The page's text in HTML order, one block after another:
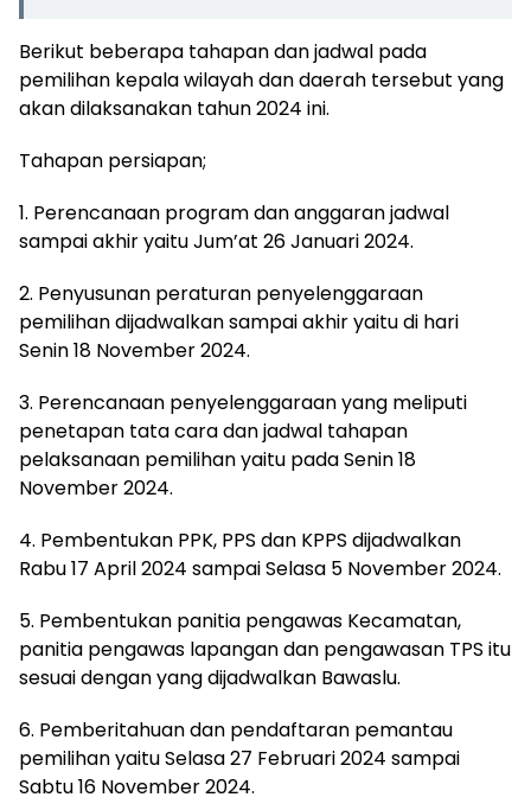
Berikut beberapa tahapan dan jadwal pada
pemilihan kepala wilayah dan daerah tersebut yang
akan dilaksanakan tahun 2024 ini.
Tahapan persiapan;
1. Perencanaan program dan anggaran jadwal
sampai akhir yaitu Jum’at 26 Januari 2024.
2. Penyusunan peraturan penyelenggaraan
pemilihan dijadwalkan sampai akhir yaitu di hari
Senin 18 November 2024.
3. Perencanaan penyelenggaraan yang meliputi
penetapan tata cara dan jadwal tahapan
pelaksanaan pemilihan yaitu pada Senin 18
November 2024.
4. Pembentukan PPK, PPS dan KPPS dijadwalkan
Rabu 17 April 2024 sampai Selasa 5 November 2024.
5. Pembentukan panitia pengawas Kecamatan,
panitia pengawas lapangan dan pengawasan TPS itu
sesuai dengan yang dijadwalkan Bawaslu.
6. Pemberitahuan dan pendaftaran pemantau
pemilihan yaitu Selasa 27 Februari 2024 sampai
Sabtu 16 November 2024.